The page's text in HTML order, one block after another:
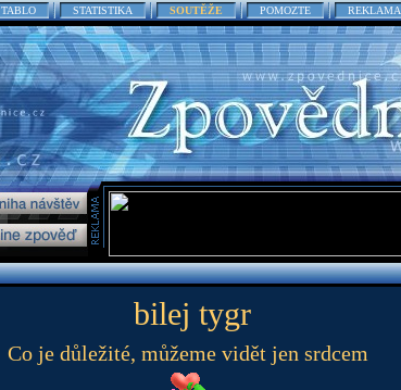
TABLO STATISTIKA SOUTĚŽE POMOZTE REKLAMA
bilej tygr
Co je důležité, můžeme vidět jen srdcem